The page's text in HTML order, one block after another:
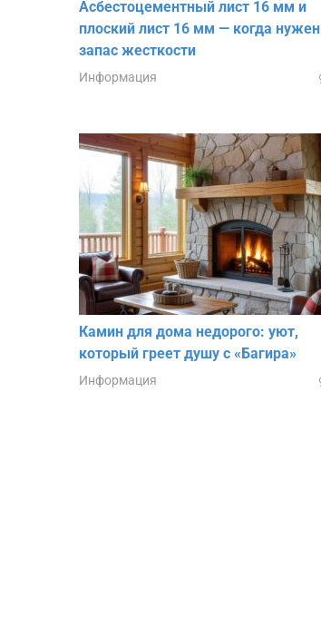
Асбестоцементный лист 16 мм и
плоский лист 16 мм — когда нужен
запас жесткости
Информация
Камин для дома недорого: уют,
который греет душу с «Багира»
Информация